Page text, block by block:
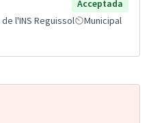
Acceptada
l'INS Reguissol
Municipal